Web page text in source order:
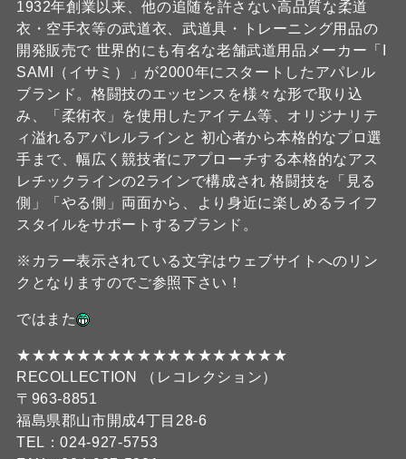
1932年創業以来、他の追随を許さない高品質な柔道
衣・空手衣等の武道衣、武道具・トレーニング用品の
開発販売で 世界的にも有名な老舗武道用品メーカー「I
SAMI（イサミ）」が2000年にスタートしたアパレル
ブランド。格闘技のエッセンスを様々な形で取り込
み、「柔術衣」を使用したアイテム等、オリジナリテ
ィ溢れるアパレルラインと 初心者から本格的なプロ選
手まで、幅広く競技者にアプローチする本格的なアス
レチックラインの2ラインで構成され 格闘技を「見る
側」「やる側」両面から、より身近に楽しめるライフ
スタイルをサポートするブランド。
※カラー表示されている文字はウェブサイトへのリン
クとなりますのでご参照下さい！
ではまた
★★★★★★★★★★★★★★★★★★
RECOLLECTION （レコレクション）
〒963-8851
福島県郡山市開成4丁目28-6
TEL：024-927-5753